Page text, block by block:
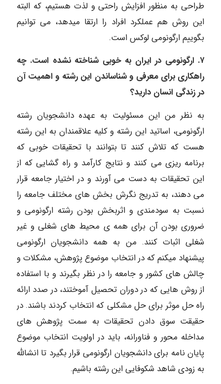
طراحی به منظور افزایش راحتی و لذت هستیم، که البته
این روش هم عملکرد افراد را ارتقا میدهد، می توانیم
بگوییم ارگونومی لوکس است.
۷. ارگونومی در ایران به خوبی شناخته نشده است. چه
راهکاری برای معرفی و شناساندن این رشته و اهمیت آن
در زندگی انسان دارید؟
به نظر من این مسئولیت به عهده دانشجویان رشته
ارگونومی، اساتید این رشته و کلیه علاقمندان به این رشته
هست که تلاش کنند تا بتوانند با تحقیقات خوبی که
برنامه ریزی می کنند و نتایج کارآمد و راه گشایی که از
این تحقیقات به دست می آورند و در اختیار جامعه قرار
می دهند، به تدریج نگرش بخش های مختلف جامعه را
نسبت به سودمندی و اثربخش بودن رشته ارگونومی و
ضروری بودن آن برای همه ی محیط های شغلی و غیر
شغلی اثبات کنند. من به همه دانشجویان ارگونومی
پیشنهاد میکنم که در انتخاب موضوع پژوهش، مشکلات و
چالش های کشور و جامعه را در نظر بگیرند و با استفاده
از روش هایی که در دوران تحصیل آموختند، در صدد ارائه
راه حل موثر برای حل مشکلی که انتخاب کردند باشند. در
حقیقت سوق دادن تحقیقات به سمت پژوهش های
مداخله محور و فناورانه، باید در اولویت انتخاب موضوع
پایان نامه برای دانشجویان ارگونومی قرار بگیرد تا انشالله
به زودی شاهد شکوفایی این رشته باشیم.